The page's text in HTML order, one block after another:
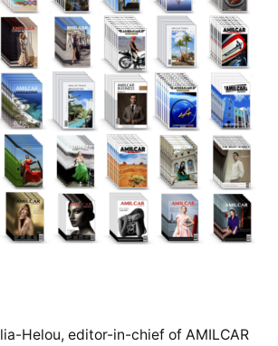
Helou, editor-in-chief of AMILCAR